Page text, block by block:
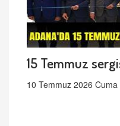
15 Temmuz
10 Temmuz 2026 Cuma